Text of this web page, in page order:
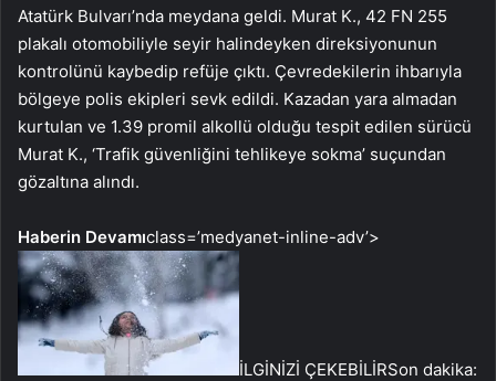
Atatürk Bulvarı’nda meydana geldi. Murat K., 42 FN 255
plakalı otomobiliyle seyir halindeyken direksiyonunun
kontrolünü kaybedip refüje çıktı. Çevredekilerin ihbarıyla
bölgeye polis ekipleri sevk edildi. Kazadan yara almadan
kurtulan ve 1.39 promil alkollü olduğu tespit edilen sürücü
Murat K., ‘Trafik güvenliğini tehlikeye sokma’ suçundan
gözaltına alındı.
Haberin Devamıclass=’medyanet-inline-adv’>
İLGİNİZİ ÇEKEBİLİRSon dakika: